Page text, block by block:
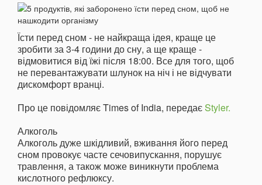
Їсти перед сном - не найкраща ідея, краще це
зробити за 3-4 години до сну, а ще краще -
відмовитися від їжі після 18:00. Все для того, щоб
не перевантажувати шлунок на ніч і не відчувати
дискомфорт вранці.
Про це повідомляє Times of India, передаєStyler.
Алкоголь
Алкоголь дуже шкідливий, вживання його перед
сном провокує часте сечовипускання, порушує
травлення, а також може виникнути проблема
кислотного рефлюксу.